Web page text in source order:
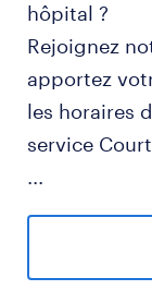
hôpital ?
Rejoignez
apportez
les horaires
service
...
- Assurer la
patients, en
sécurité